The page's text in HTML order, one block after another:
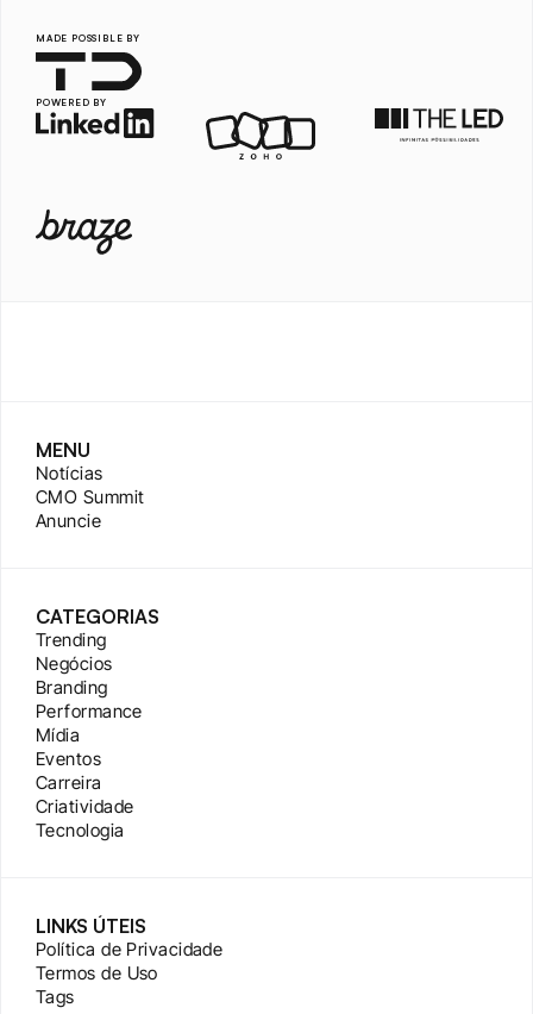
MADE POSSIBLE BY
POWERED BY
MENU
Notícias
CMO Summit
Anuncie
CATEGORIAS
Trending
Negócios
Branding
Performance
Mídia
Eventos
Carreira
Criatividade
Tecnologia
LINKS ÚTEIS
Política de Privacidade
Termos de Uso
Tags